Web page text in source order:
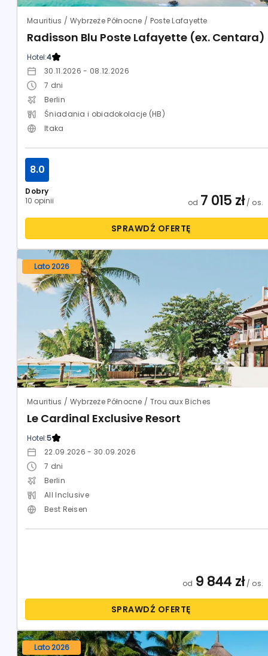
Mauritius / Wybrzeże Północne / Poste Lafayette
Radisson Blu Poste Lafayette (ex. Centara)
Hotel:4
30.11.2026 - 08.12.2026
7 dni
Berlin
Śniadania i obiadokolacje (HB)
Itaka
Dobry
10 opinii
8.0
od 7 015 zł/ os.
SPRAWDŹ OFERTĘ
Lato 2026
Mauritius / Wybrzeże Północne / Trou aux Biches
Le Cardinal Exclusive Resort
Hotel:5
22.09.2026 - 30.09.2026
7 dni
Berlin
All Inclusive
Best Reisen
od 9 844 zł/ os.
SPRAWDŹ OFERTĘ
Lato 2026